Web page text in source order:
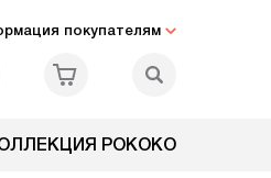
покупателям
РОКОКО